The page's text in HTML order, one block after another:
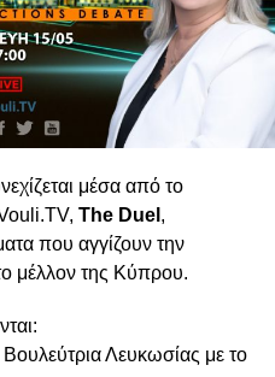
κανόνες και πίεση για
Duel φέρνει την πολιτική
δεν θα υπάρξει ούτε ένας
Vouli.TV
μέσα από το
The Duel ,
που αγγίζουν την
μέλλον της Κύπρου.
Λευκωσίας με το